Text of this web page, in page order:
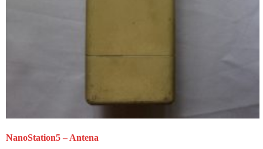
NanoStation5 – Antena